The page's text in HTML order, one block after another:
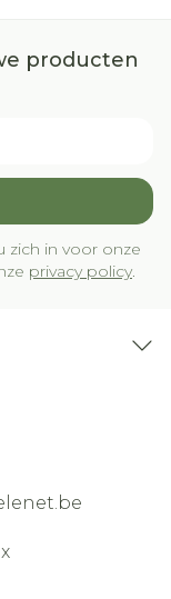
producten
zich in voor onze
privacy policy.